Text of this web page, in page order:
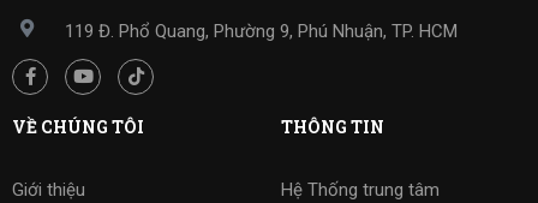
119 Đ. Phổ Quang, Phường 9, Phú Nhuận, TP. HCM
VỀ CHÚNG TÔI
Giới thiệu
THÔNG TIN
Hệ Thống trung tâm